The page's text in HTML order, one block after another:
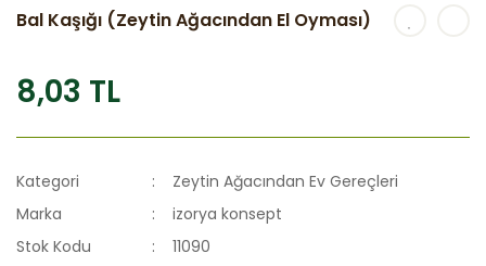
Bal Kaşığı (Zeytin Ağacından El Oyması)
8,03 TL
Kategori
Zeytin Ağacından Ev Gereçleri
Marka
izorya konsept
Stok Kodu
11090